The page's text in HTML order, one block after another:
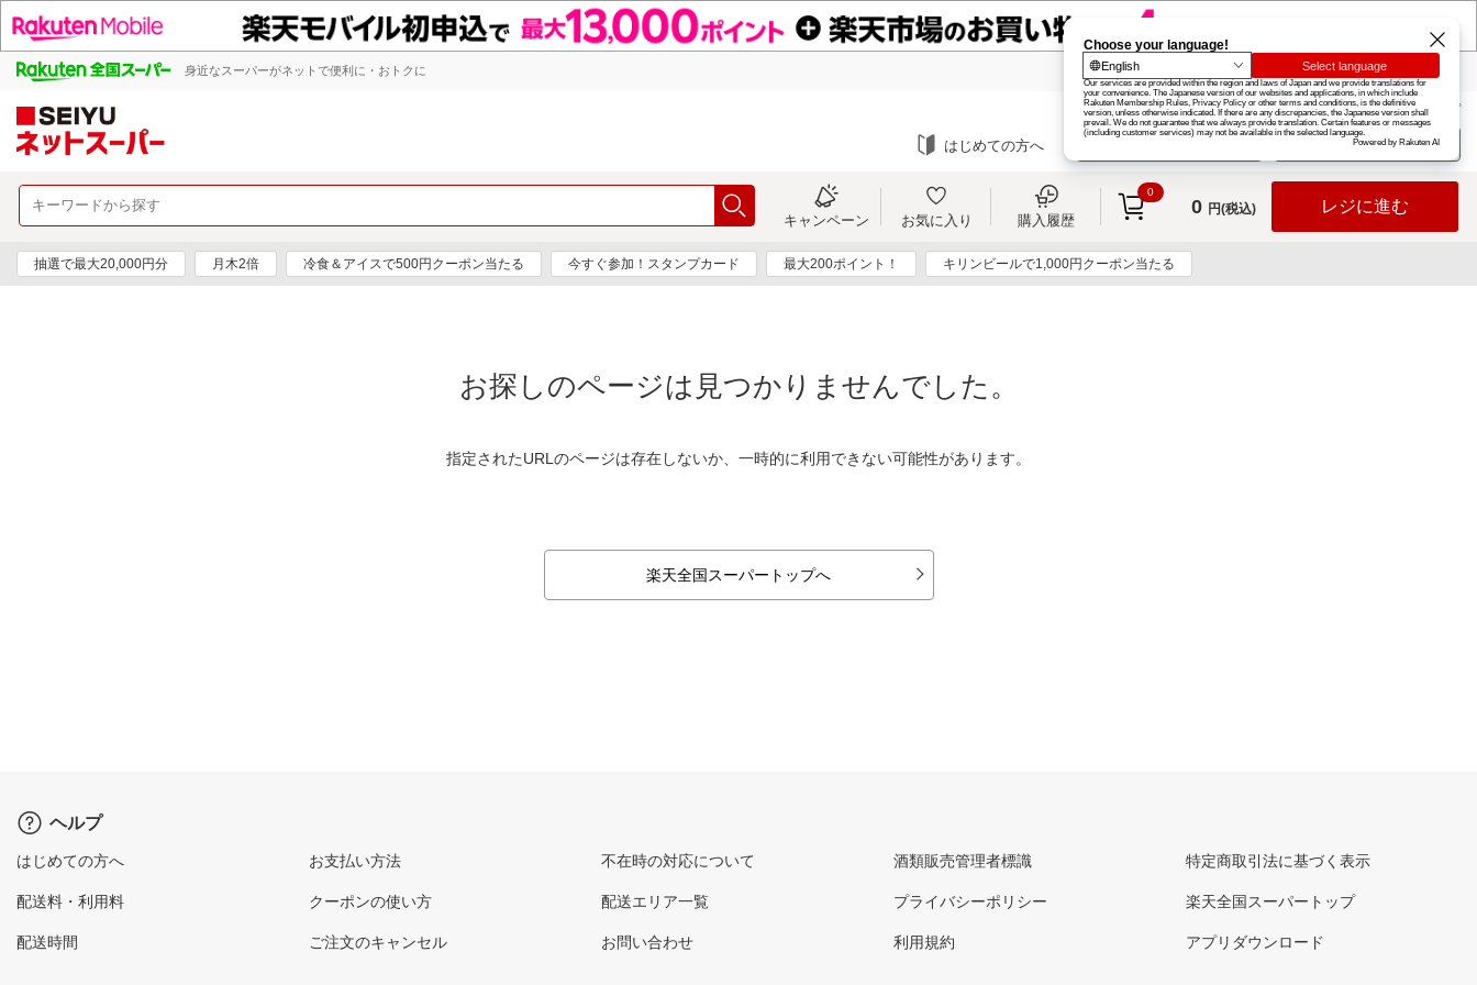
身近なスーパーがネットで便利に・おトクに 楽天グループ カード
お知らせ ヘルプ
はじめての方へ ログイン
キャンペーン お気に入り 購入履歴
0
0 円(税込) レジに進む
抽選で最大20,000円分 月木2倍 冷食＆アイスで500円クーポン当たる 今すぐ参加！スタンプカード 最大200ポイント！ キリンビールで1,000円クーポン当たる
お探しのページは見つかりませんでした。
指定されたURLのページは存在しないか、一時的に利用できない可能性があります。
楽天全国スーパートップへ
ヘルプ
はじめての方へ
配送料・利用料
配送時間
お支払い方法
クーポンの使い方
ご注文のキャンセル
不在時の対応について
配送エリア一覧
お問い合わせ
酒類販売管理者標識
プライバシーポリシー
利用規約
特定商取引法に基づく表示
楽天全国スーパートップ
アプリダウンロード